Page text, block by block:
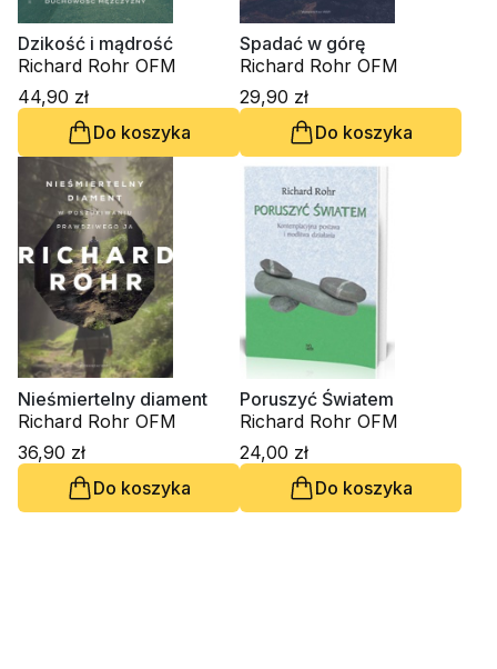
Dzikość i mądrość
Richard Rohr OFM
44,90 zł
Do koszyka
Spadać w górę
Richard Rohr OFM
29,90 zł
Do koszyka
Nieśmiertelny diament
Richard Rohr OFM
36,90 zł
Do koszyka
Poruszyć Światem
Richard Rohr OFM
24,00 zł
Do koszyka